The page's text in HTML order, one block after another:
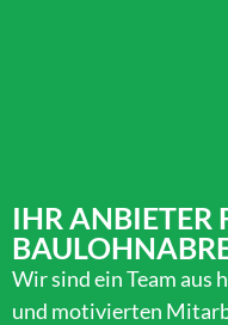
IHR ANBIETER
Wir sind ein Team aus
und motivierten